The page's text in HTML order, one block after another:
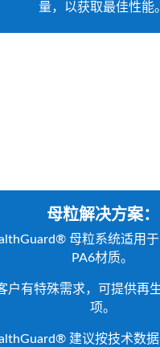
量，以获取最佳性能。
母粒解决方案：
®母粒系统适用于
PA6材质。
户有特殊需求，可提供再
项。
®建议按技术数